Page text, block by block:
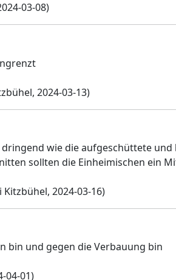
03-08)
2024-03-13)
wie die aufgeschüttete
sollten die Einheimischen ein
Kitzbühel, 2024-03-16)
bin und gegen die Verbauung bin
04-01)